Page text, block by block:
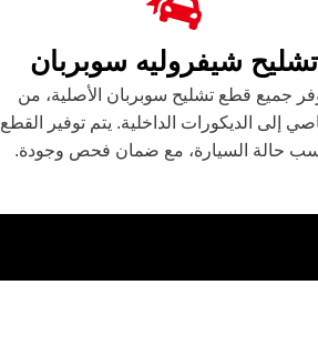
تشليح شيفروليه سوبربان
جميع قطع تشليح سوبربان الأصلية، من
إلى الديكورات الداخلية. يتم توفير القطع
حالة السيارة، مع ضمان فحص وجودة.